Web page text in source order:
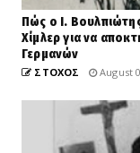
Πώς ο Ι.
Χίμλερ για να
Γερμανών
ΣΤΟΧΟΣ August